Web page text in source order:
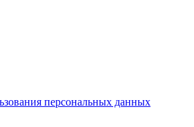
персональных данных